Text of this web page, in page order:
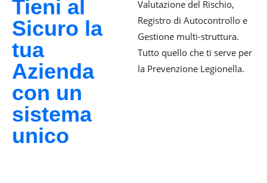
Tieni al
Sicuro la
tua
Azienda
con un
sistema
unico
Valutazione del Rischio,
Registro di Autocontrollo e
Gestione multi-struttura.
Tutto quello che ti serve per
la Prevenzione Legionella.